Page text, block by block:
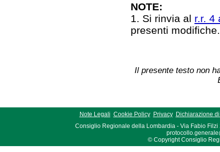
NOTE:
1. Si rinvia al r.r. 4
presenti
Il presente testo non
Note Legali Cookie Policy Privacy
Dichiarazione
Consiglio Regionale della Lombardia - Via Fabio Filzi
© Copyright Consiglio